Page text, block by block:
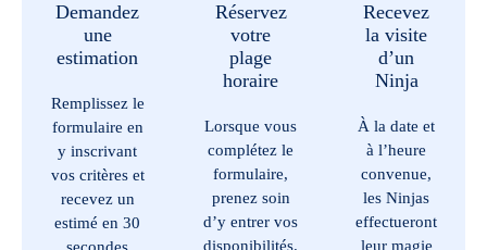
Demandez
une
estimation
Remplissez le
formulaire en
y inscrivant
vos critères et
recevez un
estimé en 30
Réservez
votre
plage
horaire
Lorsque vous
complétez le
formulaire,
prenez soin
d’y entrer vos
disponibilités.
Recevez
la visite
d’un
Ninja
À la date et
à l’heure
convenue,
les Ninjas
effectueront
leur magie